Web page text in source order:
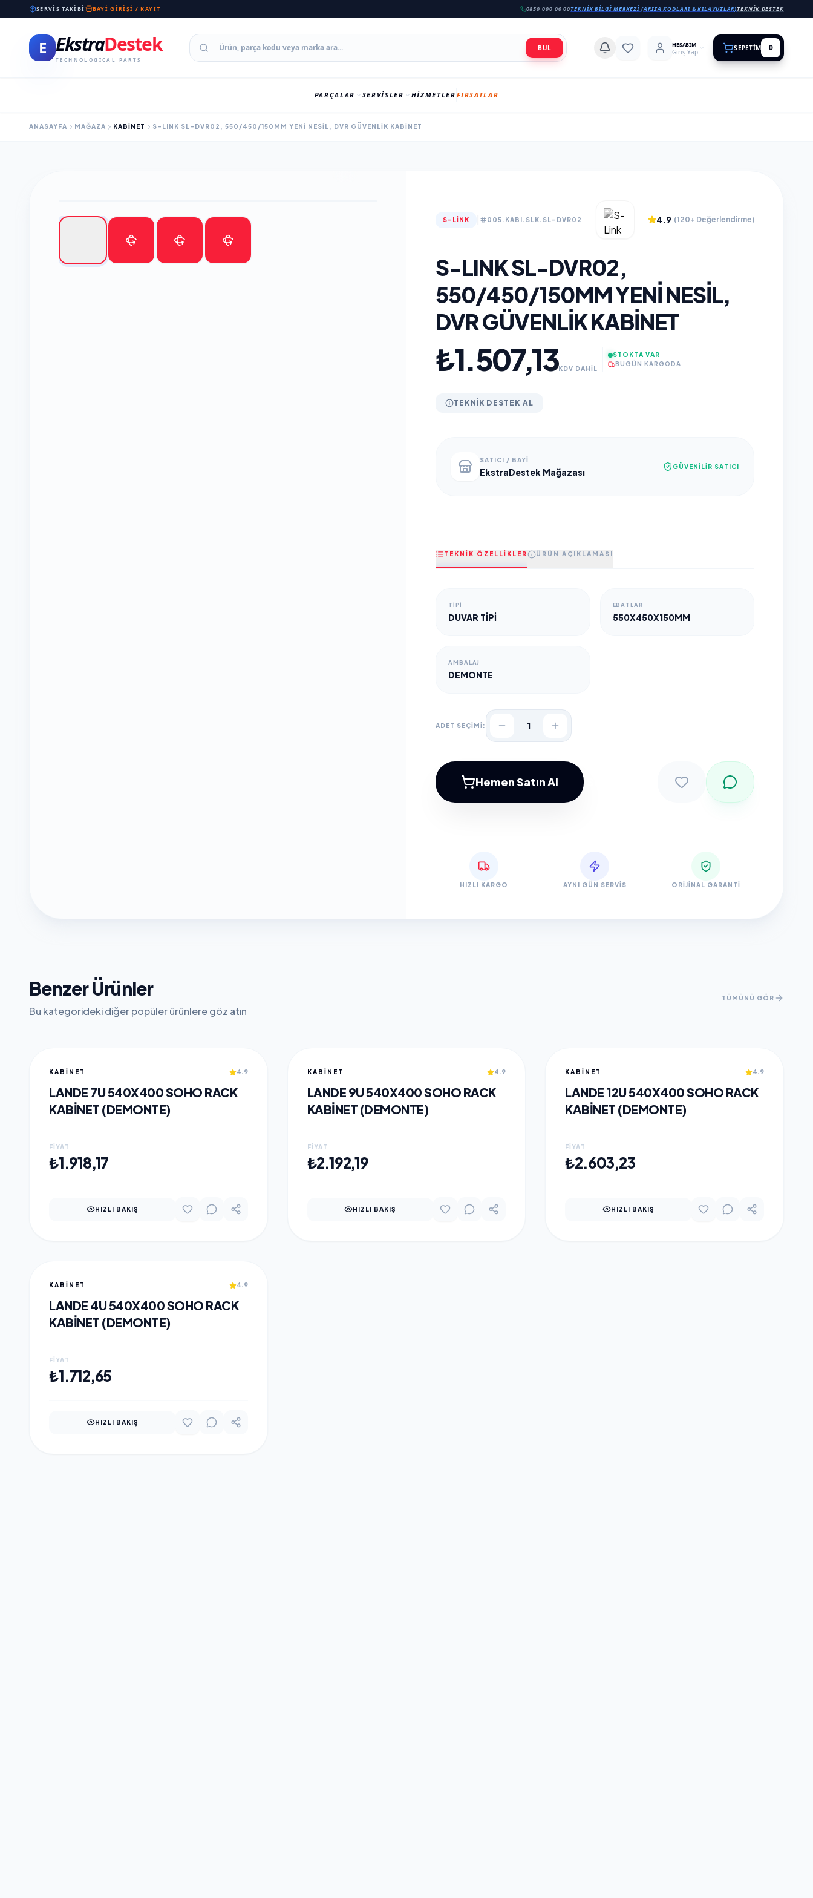
SERVIS TAKIBI BAYI GIRIŞI / KAYIT 0850 000 00 00TEKNIK BILGI MERKEZI (ARIZA KODLARI & KILAVUZLAR)TEKNIK DESTEK
E EkstraDestek
TECHNOLOGICAL PARTS
BUL HESABIM
Giriş Yap SEPETIM 0
PARÇALAR SERVISLER HIZMETLER FIRSATLAR
ANASAYFA MAĞAZA KABINET S-LINK SL-DVR02, 550/450/150MM YENI NESIL, DVR GÜVENLIK KABINET
S-LINK 005.KABI.SLK.SL-DVR02 4.9 (120+ Değerlendirme)
S-LINK SL-DVR02,
550/450/150MM YENI NESIL,
DVR GÜVENLIK KABINET
₺1.507,13KDV DAHİL
STOKTA VAR
BUGÜN KARGODA
TEKNIK DESTEK AL
SATICI / BAYI
EkstraDestek Mağazası GÜVENILIR SATICI
TEKNİK ÖZELLİKLER ÜRÜN AÇIKLAMASI
TIPI
DUVAR TİPİ
EBATLAR
550X450X150MM
AMBALAJ
DEMONTE
ADET SEÇİMİ: 1
Hemen Satın Al
HIZLI KARGO AYNI GÜN SERVIS ORIJINAL GARANTI
Benzer Ürünler
Bu kategorideki diğer popüler ürünlere göz atın
TÜMÜNÜ GÖR
KABINET 4.9
LANDE 7U 540X400 SOHO RACK
KABINET (DEMONTE)
FIYAT
₺1.918,17
HIZLI BAKIŞ
KABINET 4.9
LANDE 9U 540X400 SOHO RACK
KABINET (DEMONTE)
FIYAT
₺2.192,19
HIZLI BAKIŞ
KABINET 4.9
LANDE 12U 540X400 SOHO RACK
KABINET (DEMONTE)
FIYAT
₺2.603,23
HIZLI BAKIŞ
KABINET 4.9
LANDE 4U 540X400 SOHO RACK
KABINET (DEMONTE)
FIYAT
₺1.712,65
HIZLI BAKIŞ